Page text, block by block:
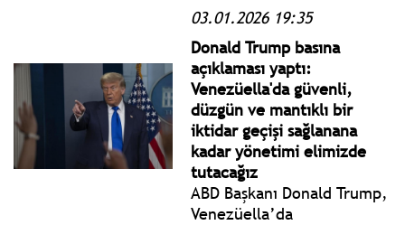
tepesine binecek!
Pazar yönetmelik, genelge
ve tebliğler
takip edebilirsiniz.
03.01.2026 19:35
Donald Trump basına
açıklaması yaptı:
Venezüella'da güvenli,
düzgün ve mantıklı bir
iktidar geçişi sağlanana
kadar yönetimi elimizde
tutacağız
ABD Başkanı Donald Trump,
Venezüella’da